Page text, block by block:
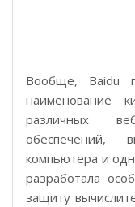
Вообще, Baidu
наименование
различных
обеспечений,
компьютера и
разработала
защиту